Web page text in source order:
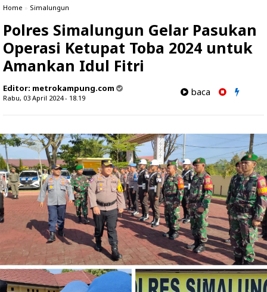
Home » Simalungun
Polres Simalungun Gelar Pasukan
Operasi Ketupat Toba 2024 untuk
Amankan Idul Fitri
Editor: metrokampung.com
Rabu, 03 April 2024 - 18.19
baca